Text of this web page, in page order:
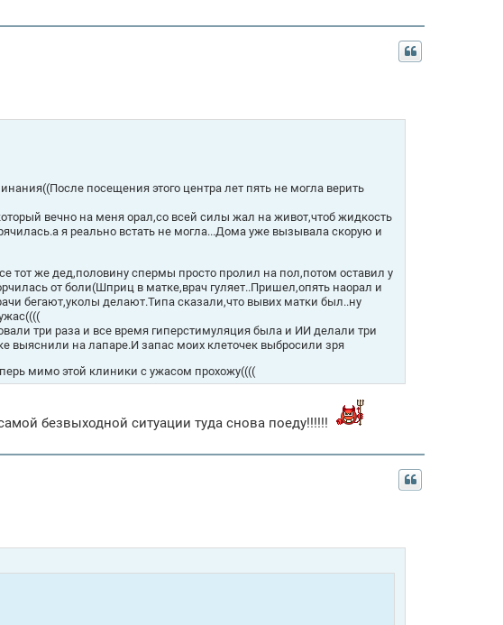
посещения этого центра лет пять не могла верить
вечно на меня орал,со всей силы жал на живот,чтоб жидкость
я реально встать не могла...Дома уже вызывала скорую и
же дед,половину спермы просто пролил на пол,потом оставил у
от боли(Шприц в матке,врач гуляет..Пришел,опять наорал и
бегают,уколы делают.Типа сказали,что вывих матки был..ну
три раза и все время гиперстимуляция была и ИИ делали три
выяснили на лапаре.И запас моих клеточек выбросили зря
мимо этой клиники с ужасом прохожу((((
безвыходной ситуации туда снова поеду!!!!!!